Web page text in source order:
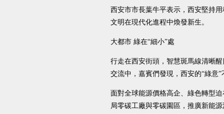
西安市市長葉牛平表示，西安堅持
文明在現代化進程中煥發新生。
大都市 綠在“細小”處
行走在西安街頭，智慧斑馬線清晰
交流中，嘉賓們發現，西安的“綠意
面對全球能源價格高企、綠色轉型
局零碳工廠與零碳園區，推廣新能